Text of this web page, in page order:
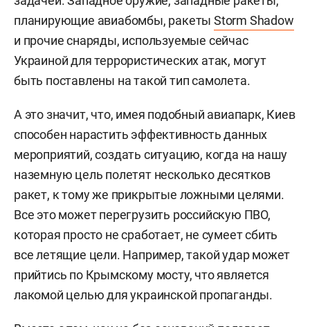
планирующие авиабомбы, ракеты Storm Shadow
и прочие снаряды, используемые сейчас
Украиной для террористических атак, могут
быть поставлены на такой тип самолета.
А это значит, что, имея подобный авиапарк, Киев
способен нарастить эффективность данных
мероприятий, создать ситуацию, когда на нашу
наземную цель полетят несколько десятков
ракет, к тому же прикрытые ложными целями.
Все это может перегрузить российскую ПВО,
которая просто не сработает, не сумеет сбить
все летящие цели. Например, такой удар может
прийтись по Крымскому мосту, что является
лакомой целью для украинской пропаганды.